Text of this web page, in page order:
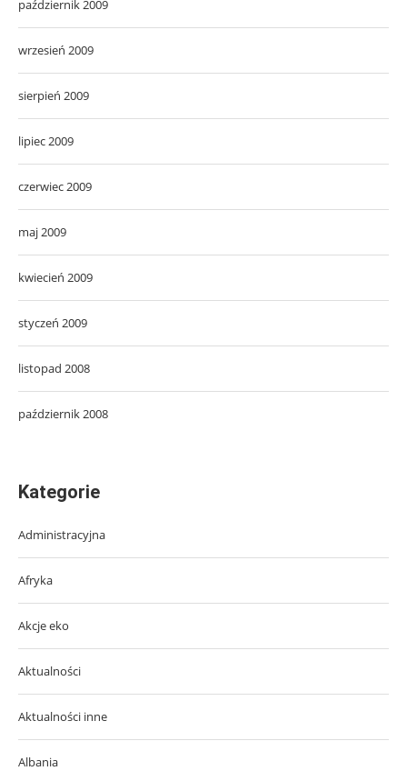
październik 2009
wrzesień 2009
sierpień 2009
lipiec 2009
czerwiec 2009
maj 2009
kwiecień 2009
styczeń 2009
listopad 2008
październik 2008
Kategorie
Administracyjna
Afryka
Akcje eko
Aktualności
Aktualności inne
Albania